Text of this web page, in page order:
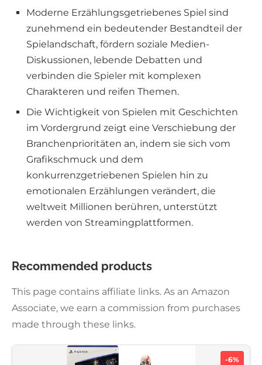
Moderne Erzählungsgetriebenes Spiel sind
zunehmend ein bedeutender Bestandteil der
Spielandschaft, fördern soziale Medien-
Diskussionen, lebende Debatten und
verbinden die Spieler mit komplexen
Charakteren und reifen Themen.
Die Wichtigkeit von Spielen mit Geschichten
im Vordergrund zeigt eine Verschiebung der
Branchenprioritäten an, indem sie sich vom
Grafikschmuck und dem
konkurrenzgetriebenen Spielen hin zu
emotionalen Erzählungen verändert, die
weltweit Millionen berühren, unterstützt
werden von Streamingplattformen.
Recommended products
This page contains affiliate links. As an Amazon
Associate, we earn a commission from purchases
made through these links.
-6%